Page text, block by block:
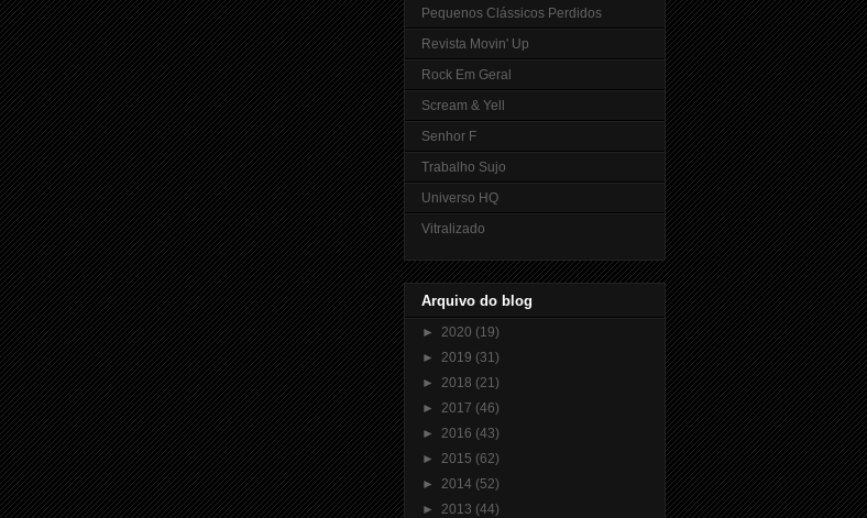
Pequenos Clássicos Perdidos
Revista Movin' Up
Rock Em Geral
Scream & Yell
Senhor F
Trabalho Sujo
Universo HQ
Vitralizado
Arquivo do blog
► 2020 (19)
► 2019 (31)
► 2018 (21)
► 2017 (46)
► 2016 (43)
► 2015 (62)
► 2014 (52)
► 2013 (44)